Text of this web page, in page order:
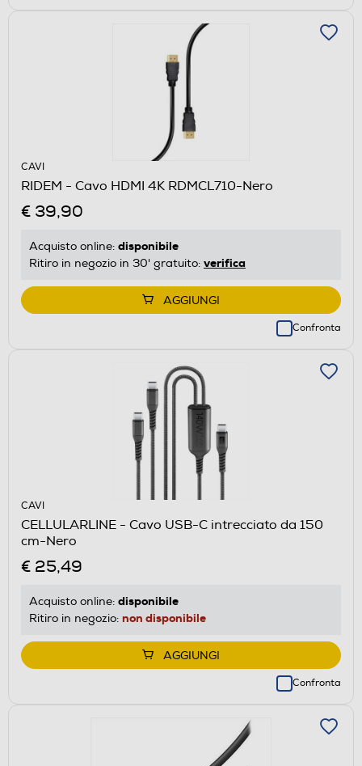
CAVI
RIDEM - Cavo HDMI 4K RDMCL710-Nero
€ 39,90
Acquisto online: disponibile
Ritiro in negozio in 30' gratuito: verifica
AGGIUNGI
Confronta
CAVI
CELLULARLINE - Cavo USB-C intrecciato da 150
cm-Nero
€ 25,49
Acquisto online: disponibile
Ritiro in negozio: non disponibile
AGGIUNGI
Confronta